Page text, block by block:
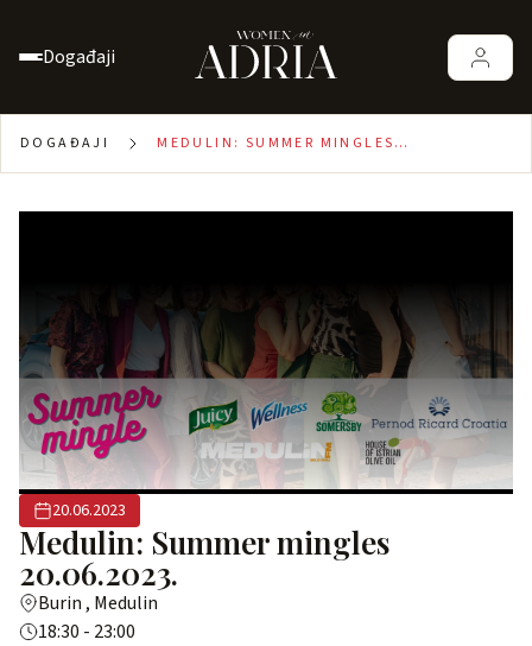
Događaji
DOGAĐAJI
MEDULIN: SUMMER MINGLES
20.06.2023
Medulin: Summer mingles
20.06.2023.
Burin , Medulin
18:30 - 23:00